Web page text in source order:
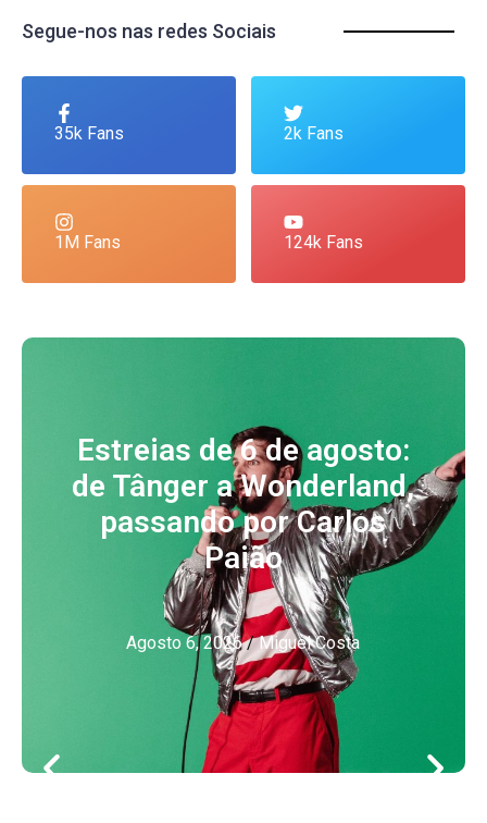
Segue-nos nas redes Sociais
35k Fans 2k Fans
1M Fans 124k Fans
Estreias de 6 de agosto:
de Tânger a Wonderland,
passando por Carlos
Paião
Agosto 6, 2026 / Miguel Costa